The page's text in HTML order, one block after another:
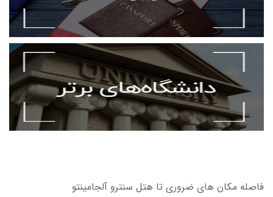
فاصله مکان های ضروری تا هتل سنترو آلجامینتو